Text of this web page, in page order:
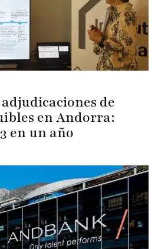
de
en Andorra:
en un año